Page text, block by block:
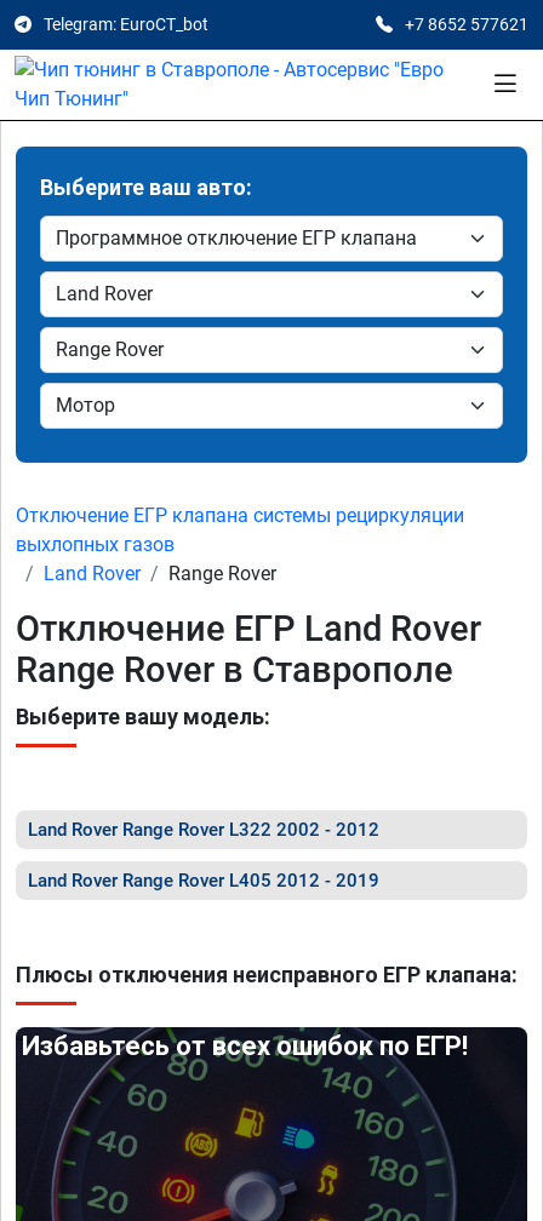
Telegram: EuroCT_bot +7 8652 577621
Выберите ваш авто:
Отключение ЕГР клапана системы рециркуляции
выхлопных газов
Land Rover
Range Rover
Отключение ЕГР Land Rover
Range Rover в Ставрополе
Выберите вашу модель:
Land Rover Range Rover L322 2002 - 2012
Land Rover Range Rover L405 2012 - 2019
Плюсы отключения неисправного ЕГР клапана:
Избавьтесь от всех ошибок по ЕГР!